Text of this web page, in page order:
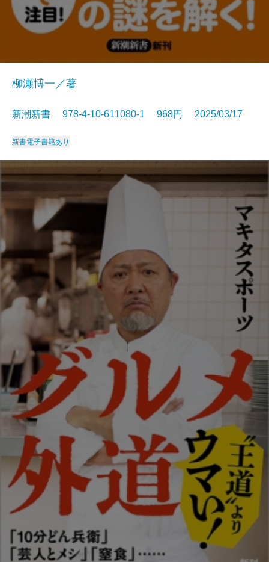
柳瀬博一／著
新潮新書 978-4-10-611080-1 968円 2025/03/17
新書電子書籍あり